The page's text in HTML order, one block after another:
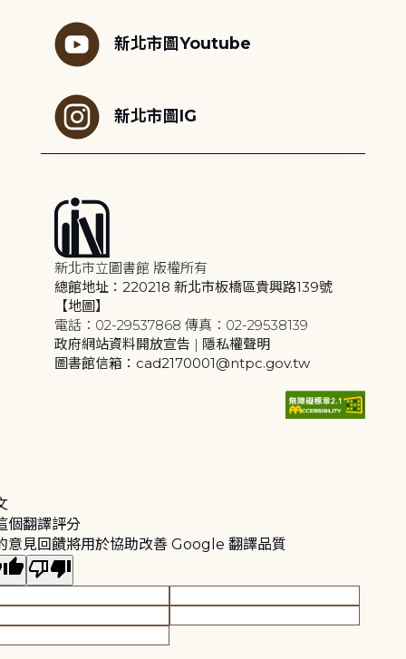
新北市圖Youtube
新北市圖IG
新北市立圖書館 版權所有
總館地址：220218 新北市板橋區貴興路139號
【地圖】
電話：02-29537868 傳真：02-29538139
政府網站資料開放宣告 | 隱私權聲明
圖書館信箱：cad2170001@ntpc.gov.tw
個翻譯評分
意見回饋將用於協助改善 Google 翻譯品質